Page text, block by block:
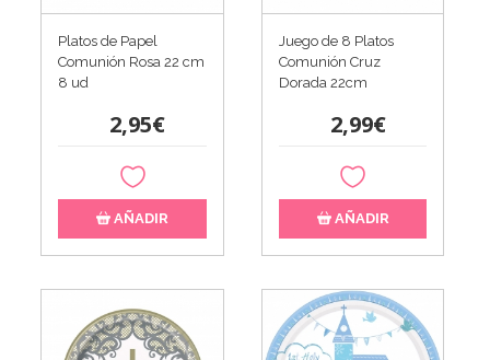
Platos de Papel
Comunión Rosa 22 cm
8 ud
2,95€
AÑADIR
Juego de 8 Platos
Comunión Cruz
Dorada 22cm
2,99€
AÑADIR